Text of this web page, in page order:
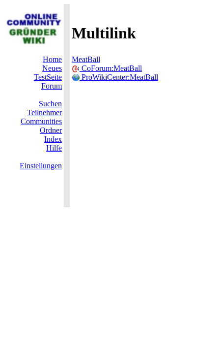
Multilink
Home
Neues
TestSeite
Forum
Suchen
Teilnehmer
Communities
Ordner
Index
Hilfe
Einstellungen
MeatBall
CoForum:MeatBall
ProWikiCenter:MeatBall